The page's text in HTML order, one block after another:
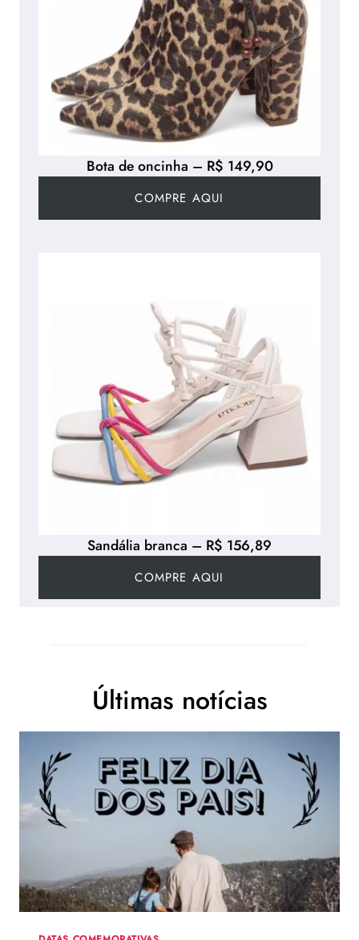
Sandália branca – R$ 156,89
COMPRE AQUI
Bota de oncinha – R$ 149,90
COMPRE AQUI
Últimas notícias